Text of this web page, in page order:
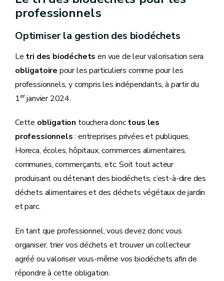
professionnels
Optimiser la gestion des biodéchets
Le tri des biodéchets en vue de leur valorisation sera
obligatoire pour les particuliers comme pour les
professionnels, y compris les indépendants, à partir du
1erjanvier 2024.
Cette obligation touchera donctous les
professionnels: entreprises privées et publiques,
Horeca, écoles, hôpitaux, commerces alimentaires,
communes, commerçants, etc. Soit tout acteur
produisant ou détenant des biodéchets, c’est-à-dire des
déchets alimentaires et des déchets végétaux de jardin
et parc.
En tant que professionnel, vous devez donc vous
organiser, trier vos déchets et trouver un collecteur
agréé ou valoriser vous-même vos biodéchets afin de
répondre à cette obligation.